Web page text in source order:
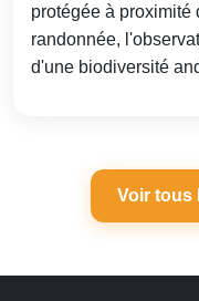
protégée à proximité
randonnée,
d'une biodiversité
Voir tous